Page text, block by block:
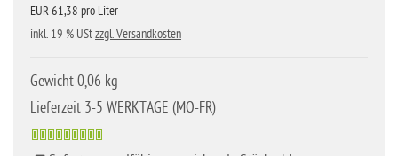
EUR 61,38 pro Liter
inkl. 19 % UStzzgl. Versandkosten
Gewicht 0,06 kg
Lieferzeit 3-5 WERKTAGE (MO-FR)